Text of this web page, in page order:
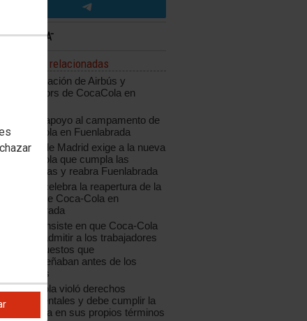
Noticias relacionadas
Manifestación de Airbús y
trabajadors de CocaCola en
Masivo apoyo al campamento de
Coca-Cola en Fuenlabrada
CCOO de Madrid exige a la nueva
Coca-Cola que cumpla las
sentencias y reabra Fuenlabrada
CCOO celebra la reapertura de la
fábrica de Coca-Cola en
Fuenlabrada
CCOO insiste en que Coca-Cola
debe readmitir a los trabajadores
en los puestos que
desempeñaban antes de los
despidos
Coca Cola violó derechos
fundamentales y debe cumplir la
sentencia en sus propios términos